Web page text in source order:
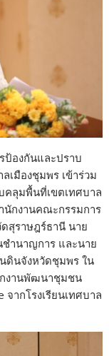
ป้องกันและปราบ
เมืองชุมพร เข้าร่วม
ลุมพื้นที่เขตเทศบาล
นักงานคณะกรรมการ
สุราษฎร์ธานี นาย
ชำนาญการ และนาย
ดินจังหวัดชุมพร ใน
กงานพัฒนาชุมชน
ากโรงเรียนเทศบาล